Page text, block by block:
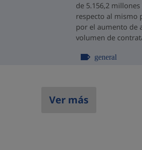
de 5.156,2
respecto al mismo
por el aumento de
volumen de
general
Ver más